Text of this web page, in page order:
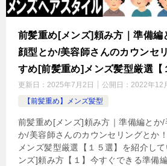
前髪重め[メンズ]頼み方｜準備編
顔型とか/美容師さんのカウンセ
すめ[前髪重め]メンズ髪型厳選【
更新日： 2025年7月2日 公開日： 2022年12
【前髪重め】メンズ髪型
前髪重め[メンズ]頼み方｜準備編とか/
か/美容師さんのカウンセリングとか
メンズ髪型厳選【１５選】を紹介し
ンズ]頼み方【１】今すぐできる準備